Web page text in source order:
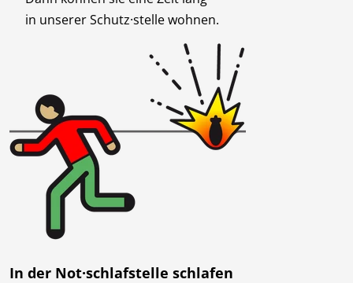
in unserer Schutz·stelle wohnen.
In der Not·schlafstelle schlafen